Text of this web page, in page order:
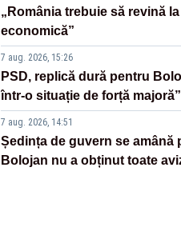
„România trebuie să revină
economică”
7 aug. 2026, 15:26
PSD, replică dură pentru
într-o situație de forță majoră”
7 aug. 2026, 14:51
Ședința de guvern se amână
Bolojan nu a obținut toate